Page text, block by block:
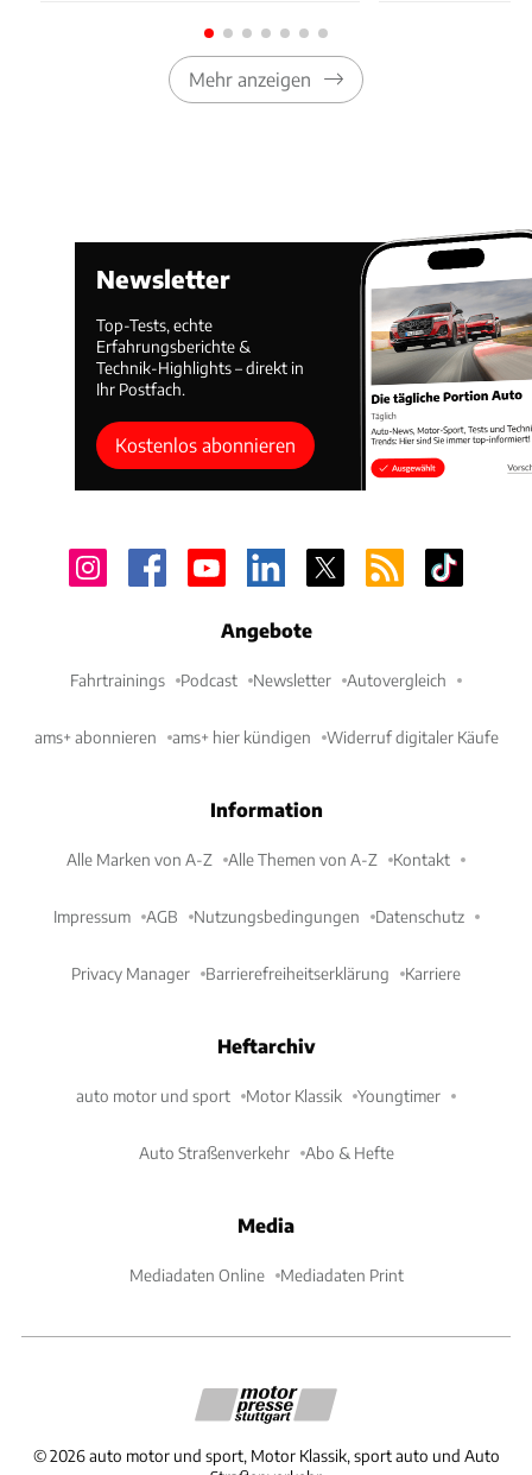
Mehr anzeigen
Newsletter
Top-Tests, echte
Erfahrungsberichte &
Technik-Highlights – direkt in
Ihr Postfach.
Kostenlos abonnieren
Angebote
Fahrtrainings Podcast Newsletter Autovergleich
ams+ abonnieren ams+ hier kündigen Widerruf digitaler Käufe
Information
Alle Marken von A-Z Alle Themen von A-Z Kontakt
Impressum AGB Nutzungsbedingungen Datenschutz
Privacy Manager Barrierefreiheitserklärung Karriere
Heftarchiv
auto motor und sport Motor Klassik Youngtimer
Auto Straßenverkehr Abo & Hefte
Media
Mediadaten Online Mediadaten Print
©2026 auto motor und sport, Motor Klassik, sport auto und Auto